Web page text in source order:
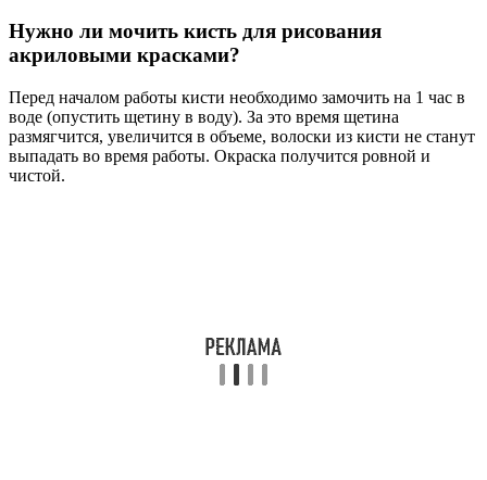
Нужно ли мочить кисть для рисования
акриловыми красками?
Перед началом работы кисти необходимо замочить на 1 час в
воде (опустить щетину в воду). За это время щетина
размягчится, увеличится в объеме, волоски из кисти не станут
выпадать во время работы. Окраска получится ровной и
чистой.